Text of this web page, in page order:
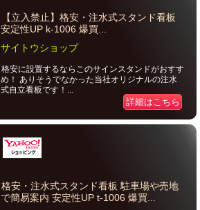
【立入禁止】格安・注水式スタンド看板
安定性UP k-1006 爆買...
サイトウショップ
格安に設置するならこのサインスタンドがおすす
め！ ありそうでなかった当社オリジナルの注水
式自立看板です！...
詳細はこちら
格安・注水式スタンド看板 駐車場や売地
で簡易案内 安定性UP t-1006 爆買...